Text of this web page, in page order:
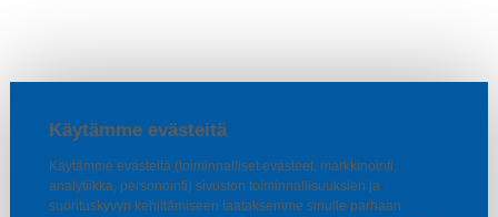
Käytämme evästeitä
Käytämme evästeitä (toiminnalliset evästeet, markkinointi,
analytiikka, personointi) sivuston toiminnallisuuksien ja
suorituskyvyn kehittämiseen taataksemme sinulle parhaan